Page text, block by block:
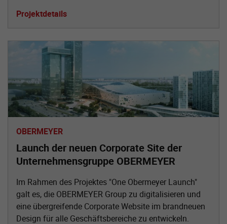
Projektdetails
OBERMEYER
Launch der neuen Corporate Site der
Unternehmensgruppe OBERMEYER
Im Rahmen des Projektes "One Obermeyer Launch"
galt es, die OBERMEYER Group zu digitalisieren und
eine übergreifende Corporate Website im brandneuen
Design für alle Geschäftsbereiche zu entwickeln.